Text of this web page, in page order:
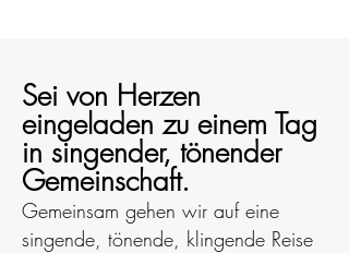
Sei von Herzen
eingeladen zu einem Tag
in singender, tönender
Gemeinschaft.
Gemeinsam gehen wir auf eine
singende, tönende, klingende Reise